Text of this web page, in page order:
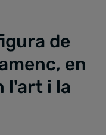
de
en
l'art i la